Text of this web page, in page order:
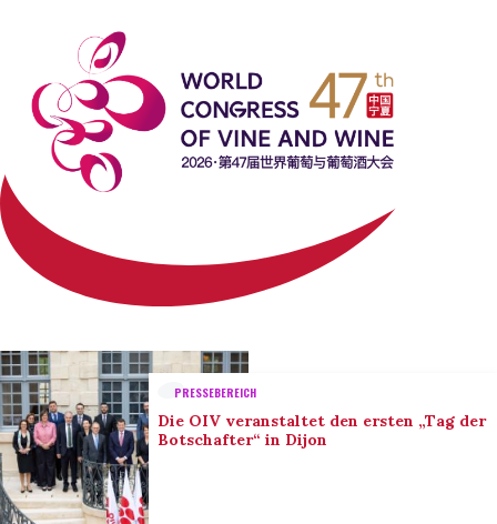
PRESSEBEREICH
Die OIV veranstaltet den ersten „Tag der
Botschafter“ in Dijon